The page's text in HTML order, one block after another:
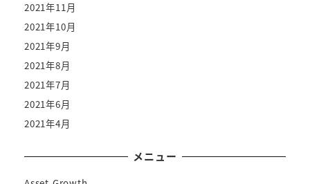
2021年11月
2021年10月
2021年9月
2021年8月
2021年7月
2021年6月
2021年4月
メニュー